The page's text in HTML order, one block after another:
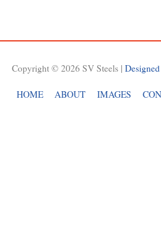
Copyright © 2026 SV Steels |
HOME ABOUT IMAGES